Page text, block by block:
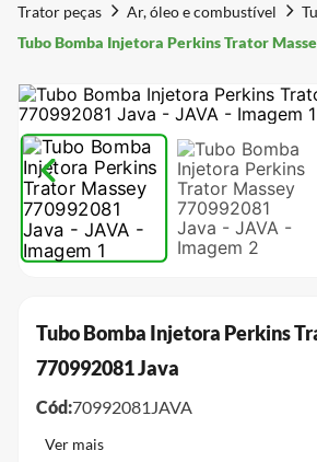
Trator peças Ar, óleo e combustível
Tubo Bomba Injetora Perkins Trator
Tubo Bomba Injetora Perkins
770992081 Java
Cód:70992081JAVA